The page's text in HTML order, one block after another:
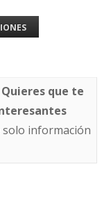
que te
información